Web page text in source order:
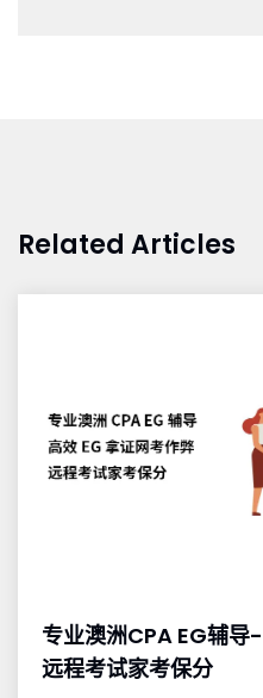
Related Articles
专业澳洲CPA EG辅
远程考试家考保分